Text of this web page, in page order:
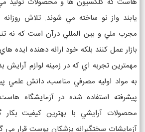
يابند واز نو ساخته مي شوند. تلاش
مجرب ملي و بين المللي درآن است که نه
بازار عمل کنند بلکه خود ارائه دهنده ايده
مهمترين تجربه اي که در زمينه لوازم
به مواد اوليه مصرفي مناسب، دانش علمي
پيشرفته استفاده شده در آزمايشگاه
محصولات آرايشي با بهترين کيفيت